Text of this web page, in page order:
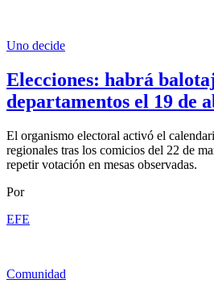
Uno decide
Elecciones: habrá
departamentos el 19 de
El organismo electoral activó el
regionales tras los comicios del 22 de
repetir votación en mesas observadas.
Por
EFE
Comunidad